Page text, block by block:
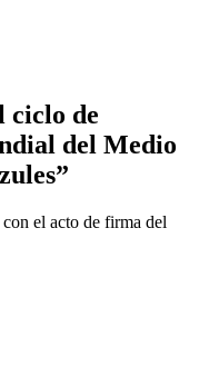
ciclo de
del Medio
el acto de firma del